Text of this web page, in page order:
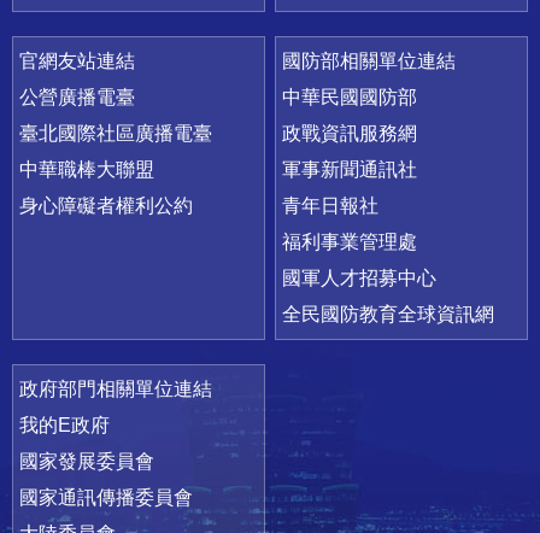
官網友站連結
公營廣播電臺
臺北國際社區廣播電臺
中華職棒大聯盟
身心障礙者權利公約
國防部相關單位連結
中華民國國防部
政戰資訊服務網
軍事新聞通訊社
青年日報社
福利事業管理處
國軍人才招募中心
全民國防教育全球資訊網
政府部門相關單位連結
我的E政府
國家發展委員會
國家通訊傳播委員會